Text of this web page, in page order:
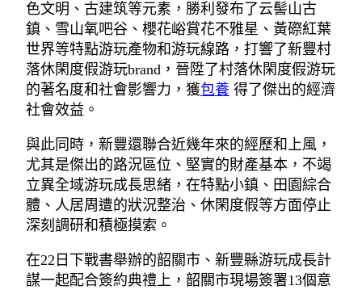
色文明、古建筑等元素，勝利發布了云髻山古
鎮、雪山氧吧谷、櫻花峪賞花不雅星、黃磜紅葉
世界等特點游玩產物和游玩線路，打響了新豐村
落休閑度假游玩brand，晉陞了村落休閑度假游玩
的著名度和社會影響力，獲包養 得了傑出的經濟
社會效益。
與此同時，新豐還聯合近幾年來的經歷和上風，
尤其是傑出的路況區位、堅實的財產基本，不竭
立異全域游玩成長思緒，在特點小鎮、田園綜合
體、人居周遭的狀況整治、休閑度假等方面停止
深刻調研和積極摸索。
在22日下戰書舉辦的韶關市、新豐縣游玩成長計
謀一起配合簽約典禮上，韶關市現場簽署13個意